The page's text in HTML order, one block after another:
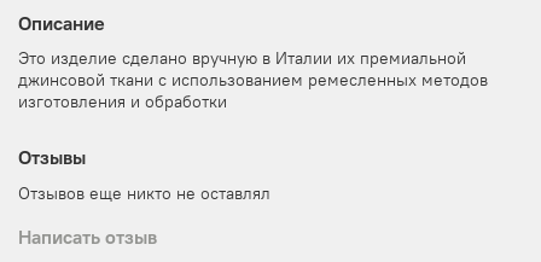
Описание
Это изделие сделано вручную в Италии их премиальной
джинсовой ткани с использованием ремесленных методов
изготовления и обработки
Отзывы
Отзывов еще никто не оставлял
Написать отзыв